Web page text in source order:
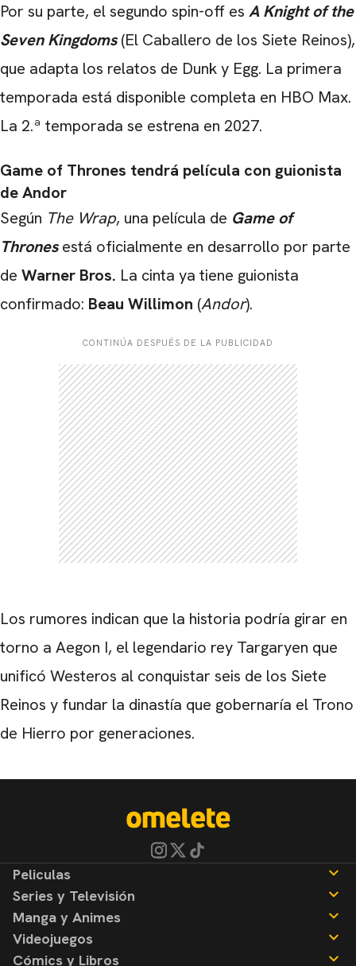
Por su parte, el segundo spin-off es A Knight of the
Seven Kingdoms (El Caballero de los Siete Reinos),
que adapta los relatos de Dunk y Egg. La primera
temporada está disponible completa en HBO Max.
La 2.ª temporada se estrena en 2027.
Game of Thrones tendrá película con guionista
de Andor
Según The Wrap, una película de Game of
Thrones está oficialmente en desarrollo por parte
de Warner Bros. La cinta ya tiene guionista
confirmado: Beau Willimon (Andor).
CONTINÚA DESPUÉS DE LA PUBLICIDAD
Los rumores indican que la historia podría girar en
torno a Aegon I, el legendario rey Targaryen que
unificó Westeros al conquistar seis de los Siete
Reinos y fundar la dinastía que gobernaría el Trono
de Hierro por generaciones.
Peliculas
Noticias
Reseñas
Series y Televisión
Noticias
Reseñas
Manga y Animes
Noticias
Videojuegos
Cómics y Libros